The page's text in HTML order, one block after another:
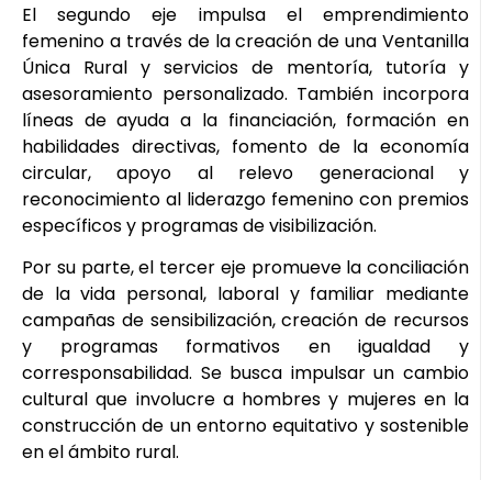
El segundo eje impulsa el emprendimiento
femenino a través de la creación de una Ventanilla
Única Rural y servicios de mentoría, tutoría y
asesoramiento personalizado. También incorpora
líneas de ayuda a la financiación, formación en
habilidades directivas, fomento de la economía
circular, apoyo al relevo generacional y
reconocimiento al liderazgo femenino con premios
específicos y programas de visibilización.
Por su parte, el tercer eje promueve la conciliación
de la vida personal, laboral y familiar mediante
campañas de sensibilización, creación de recursos
y programas formativos en igualdad y
corresponsabilidad. Se busca impulsar un cambio
cultural que involucre a hombres y mujeres en la
construcción de un entorno equitativo y sostenible
en el ámbito rural.